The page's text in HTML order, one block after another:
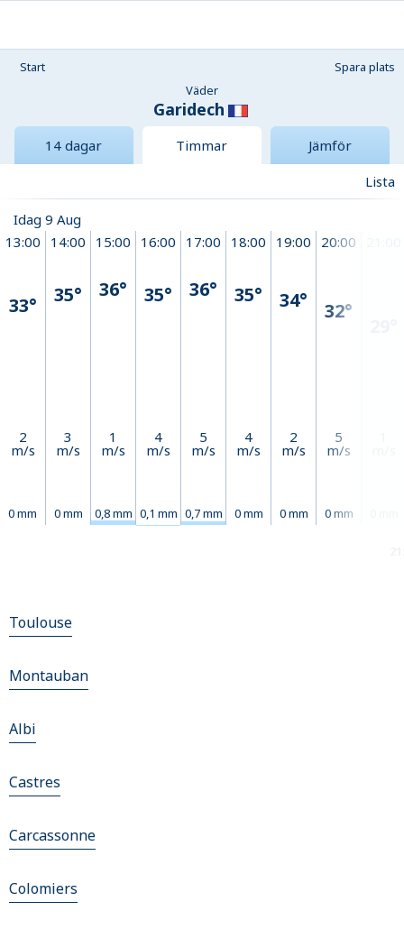
Start
Spara plats
Väder
Garidech
14 dagar Timmar
Jämför
Lista
Idag 9 Aug
13:00
33°
2
m/s
0 mm
14:00
35°
3
m/s
0 mm
15:00
36°
1
m/s
0,8 mm
16:00
35°
4
m/s
0,1 mm
17:00
36°
5
m/s
0,7 mm
18:00
35°
4
m/s
0 mm
19:00
34°
2
m/s
0 mm
20:00
32°
5
m/s
0 mm
Toulouse
Montauban
Albi
Castres
Carcassonne
Colomiers